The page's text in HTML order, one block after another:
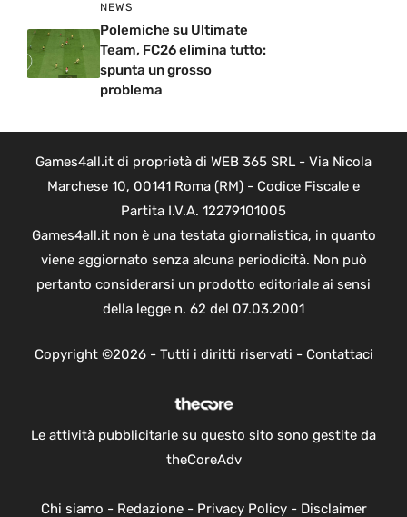
NEWS
Polemiche su Ultimate
Team, FC26 elimina tutto:
spunta un grosso
problema
Games4all.it di proprietà di WEB 365 SRL - Via Nicola
Marchese 10, 00141 Roma (RM) - Codice Fiscale e
Partita I.V.A. 12279101005
Games4all.it non è una testata giornalistica, in quanto
viene aggiornato senza alcuna periodicità. Non può
pertanto considerarsi un prodotto editoriale ai sensi
della legge n. 62 del 07.03.2001
Copyright ©2026 - Tutti i diritti riservati - Contattaci
Le attività pubblicitarie su questo sito sono gestite da
theCoreAdv
Chi siamo - Redazione- Privacy Policy- Disclaimer